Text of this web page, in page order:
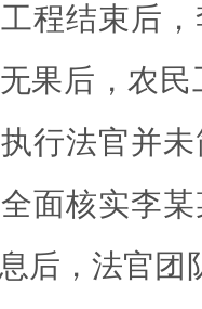
程结束后
果后，农
行法官并
面核实李
后，法官团